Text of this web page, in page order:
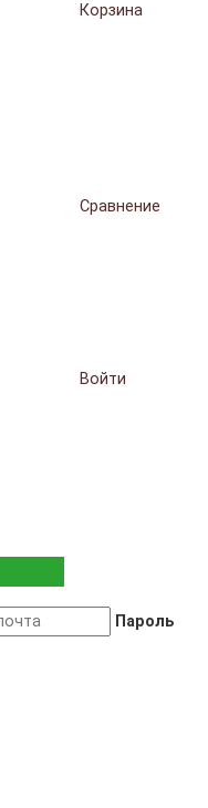
Корзина
Сравнение
Войти
Пароль